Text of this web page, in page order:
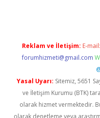
Reklam ve İletişim: E-mail:
forumhizmeti@gmail.com
Yasal Uyarı: Sitemiz, 5651
ve İletişim Kurumu (BTK)
olarak hizmet vermektedir.
olarak denetleme veya